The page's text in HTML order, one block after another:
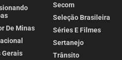
De Minas
Gerais
Secom
Seleção Brasileira
Séries E Filmes
Sertanejo
Trânsito